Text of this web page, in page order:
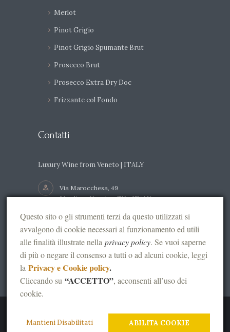
Merlot
Pinot Grigio
Pinot Grigio Spumante Brut
Prosecco Brut
Prosecco Extra Dry Doc
Frizzante col Fondo
Contatti
Luxury Wine from Veneto | ITALY
Via Marocchesa, 49
Mogliano Veneto - TV - ITALY
+39 041 5415056 / +39 335 8326117
info@vinimarocchesa.it
-Privacy Policy-Credits
Questo sito o gli strumenti terzi da questo utilizzati si
avvalgono di cookie necessari al funzionamento ed utili
alle finalità illustrate nellaprivacy policy. Se vuoi saperne
di più o negare il consenso a tutti o ad alcuni cookie, leggi
laPrivacy e Cookie policy.
Cliccando su“ACCETTO”, acconsenti all’uso dei
cookie.
ABILITA COOKIE
Mantieni Disabilitati